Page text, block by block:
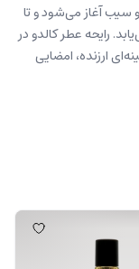
سیب آغاز می‌شود و تا
رایحه عطر کالدو در
ارزنده، امضایی